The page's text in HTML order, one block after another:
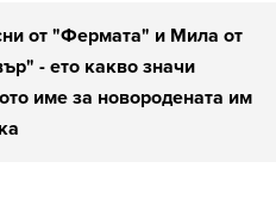
от "Фермата" и Мила от
- ето какво значи
име за новородената им